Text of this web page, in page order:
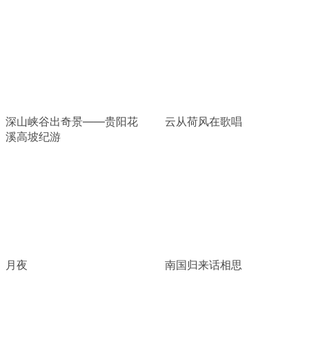
深山峡谷出奇景——贵阳花
溪高坡纪游
云从荷风在歌唱
月夜 南国归来话相思